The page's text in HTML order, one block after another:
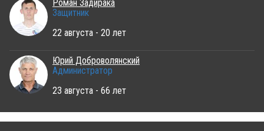
Роман Задирака
Защитник
22 августа - 20 лет
Юрий Доброволянский
Администратор
23 августа - 66 лет